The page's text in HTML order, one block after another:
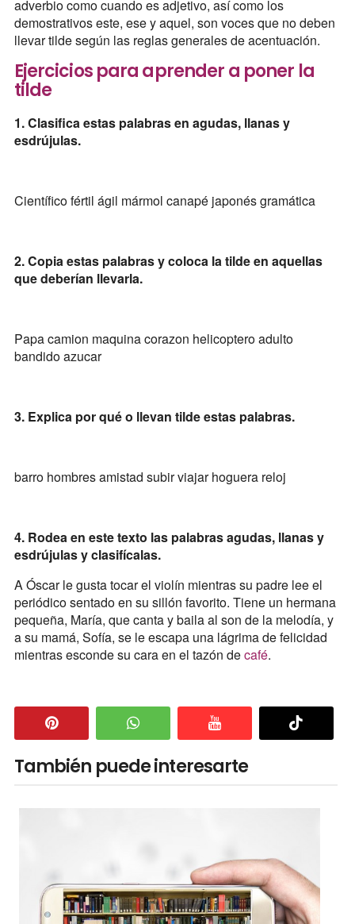
adverbio como cuando es adjetivo, así como los
demostrativos este, ese y aquel, son voces que no deben
llevar tilde según las reglas generales de acentuación.
Ejercicios para aprender a poner la
tilde
1. Clasifica estas palabras en agudas, llanas y
esdrújulas.
Científico fértil ágil mármol canapé japonés gramática
2. Copia estas palabras y coloca la tilde en aquellas
que deberían llevarla.
Papa camion maquina corazon helicoptero adulto
bandido azucar
3. Explica por qué o llevan tilde estas palabras.
barro hombres amistad subir viajar hoguera reloj
4. Rodea en este texto las palabras agudas, llanas y
esdrújulas y clasifícalas.
A Óscar le gusta tocar el violín mientras su padre lee el
periódico sentado en su sillón favorito. Tiene un hermana
pequeña, María, que canta y baila al son de la melodía, y
a su mamá, Sofía, se le escapa una lágrima de felicidad
mientras esconde su cara en el tazón decafé.
También puede interesarte